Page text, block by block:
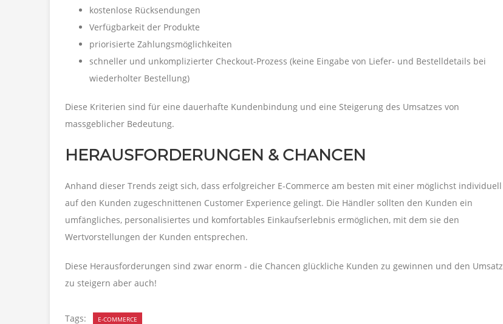
kostenlose Rücksendungen
Verfügbarkeit der Produkte
priorisierte Zahlungsmöglichkeiten
schneller und unkomplizierter Checkout-Prozess (keine Eingabe von Liefer- und Bestelldetails bei
wiederholter Bestellung)
Diese Kriterien sind für eine dauerhafte Kundenbindung und eine Steigerung des Umsatzes von
massgeblicher Bedeutung.
HERAUSFORDERUNGEN & CHANCEN
Anhand dieser Trends zeigt sich, dass erfolgreicher E-Commerce am besten mit einer möglichst individuell
auf den Kunden zugeschnittenen Customer Experience gelingt. Die Händler sollten den Kunden ein
umfängliches, personalisiertes und komfortables Einkaufserlebnis ermöglichen, mit dem sie den
Wertvorstellungen der Kunden entsprechen.
Diese Herausforderungen sind zwar enorm - die Chancen glückliche Kunden zu gewinnen und den Umsatz
zu steigern aber auch!
Tags: E-COMMERCE